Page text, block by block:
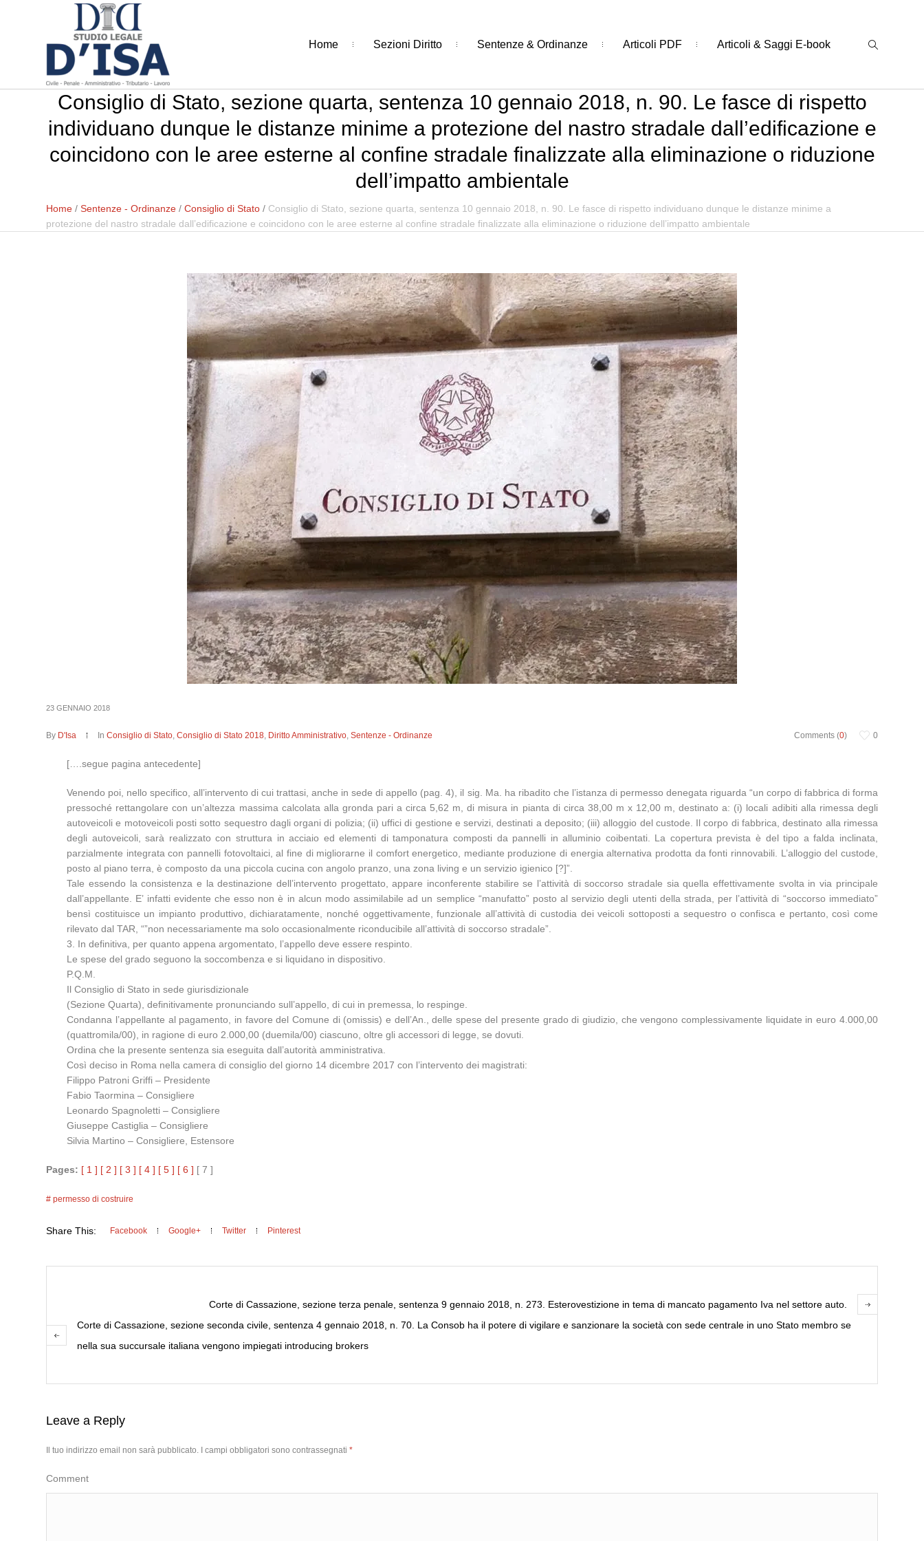
Home Sezioni Diritto Sentenze & Ordinanze Articoli PDF Articoli & Saggi E-book
Consiglio di Stato, sezione quarta, sentenza 10 gennaio 2018, n. 90. Le fasce di rispetto
individuano dunque le distanze minime a protezione del nastro stradale dall’edificazione e
coincidono con le aree esterne al confine stradale finalizzate alla eliminazione o riduzione
dell’impatto ambientale
Home /Sentenze - Ordinanze /Consiglio di Stato / Consiglio di Stato, sezione quarta, sentenza 10 gennaio 2018, n. 90. Le fasce di rispetto individuano dunque le distanze minime a
protezione del nastro stradale dall’edificazione e coincidono con le aree esterne al confine stradale finalizzate alla eliminazione o riduzione dell’impatto ambientale
23 GENNAIO 2018
Comments (0) 0
By D'Isa InConsiglio di Stato,Consiglio di Stato 2018, Diritto Amministrativo,Sentenze - Ordinanze
[….segue pagina antecedente]
Venendo poi, nello specifico, all’intervento di cui trattasi, anche in sede di appello (pag. 4), il sig. Ma. ha ribadito che l’istanza di permesso denegata riguarda “un corpo di fabbrica di forma
pressoché rettangolare con un’altezza massima calcolata alla gronda pari a circa 5,62 m, di misura in pianta di circa 38,00 m x 12,00 m, destinato a: (i) locali adibiti alla rimessa degli
autoveicoli e motoveicoli posti sotto sequestro dagli organi di polizia; (ii) uffici di gestione e servizi, destinati a deposito; (iii) alloggio del custode. Il corpo di fabbrica, destinato alla rimessa
degli autoveicoli, sarà realizzato con struttura in acciaio ed elementi di tamponatura composti da pannelli in alluminio coibentati. La copertura prevista è del tipo a falda inclinata,
parzialmente integrata con pannelli fotovoltaici, al fine di migliorarne il comfort energetico, mediante produzione di energia alternativa prodotta da fonti rinnovabili. L’alloggio del custode,
posto al piano terra, è composto da una piccola cucina con angolo pranzo, una zona living e un servizio igienico [?]”.
Tale essendo la consistenza e la destinazione dell’intervento progettato, appare inconferente stabilire se l’attività di soccorso stradale sia quella effettivamente svolta in via principale
dall’appellante. E’ infatti evidente che esso non è in alcun modo assimilabile ad un semplice “manufatto” posto al servizio degli utenti della strada, per l’attività di “soccorso immediato”
bensì costituisce un impianto produttivo, dichiaratamente, nonché oggettivamente, funzionale all’attività di custodia dei veicoli sottoposti a sequestro o confisca e pertanto, così come
rilevato dal TAR, “”non necessariamente ma solo occasionalmente riconducibile all’attività di soccorso stradale”.
3. In definitiva, per quanto appena argomentato, l’appello deve essere respinto.
Le spese del grado seguono la soccombenza e si liquidano in dispositivo.
P.Q.M.
Il Consiglio di Stato in sede giurisdizionale
(Sezione Quarta), definitivamente pronunciando sull’appello, di cui in premessa, lo respinge.
Condanna l’appellante al pagamento, in favore del Comune di (omissis) e dell’An., delle spese del presente grado di giudizio, che vengono complessivamente liquidate in euro 4.000,00
(quattromila/00), in ragione di euro 2.000,00 (duemila/00) ciascuno, oltre gli accessori di legge, se dovuti.
Ordina che la presente sentenza sia eseguita dall’autorità amministrativa.
Così deciso in Roma nella camera di consiglio del giorno 14 dicembre 2017 con l’intervento dei magistrati:
Filippo Patroni Griffi – Presidente
Fabio Taormina – Consigliere
Leonardo Spagnoletti – Consigliere
Giuseppe Castiglia – Consigliere
Silvia Martino – Consigliere, Estensore
Pages: [ 1 ] [ 2 ] [ 3 ] [ 4 ] [ 5 ] [ 6 ] [ 7 ]
permesso di costruire
Share This: Facebook Google+ Twitter Pinterest
Corte di Cassazione, sezione terza penale, sentenza 9 gennaio 2018, n. 273. Esterovestizione in tema di mancato pagamento Iva nel settore auto.
Corte di Cassazione, sezione seconda civile, sentenza 4 gennaio 2018, n. 70. La Consob ha il potere di vigilare e sanzionare la società con sede centrale in uno Stato membro se
nella sua succursale italiana vengono impiegati introducing brokers
Leave a Reply
Il tuo indirizzo email non sarà pubblicato. I campi obbligatori sono contrassegnati*
Comment